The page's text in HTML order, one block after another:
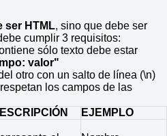
ser HTML, sino que debe ser
cumplir 3 requisitos:
sólo texto debe estar
valor"
otro con un salto de línea (\n)
los campos de las
EJEMPLO